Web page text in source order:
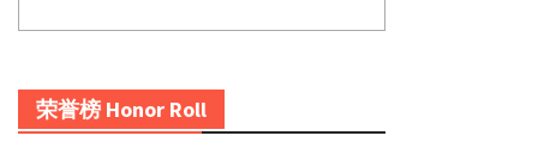
荣誉榜 Honor Roll